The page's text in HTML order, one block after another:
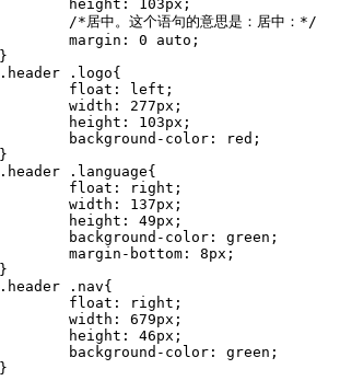
height : 103px ;
/*居中。这个语句的意思是：居中：*/
margin : 0 auto ;
}
.header .logo{
float : left ;
width : 277px ;
height : 103px ;
background-color : red ;
}
.header .language{
float : right ;
width : 137px ;
height : 49px ;
background-color : green ;
margin-bottom : 8px ;
}
.header .nav{
float : right ;
width : 679px ;
height : 46px ;
background-color : green ;
}